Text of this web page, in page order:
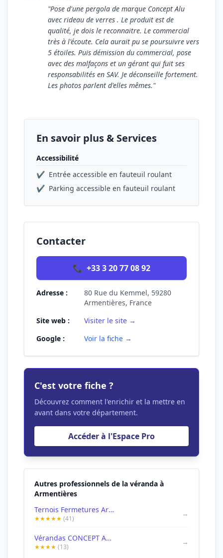
"Pose d'une pergola de marque Concept Alu
avec rideau de verres . Le produit est de
qualité, je dois le reconnaitre. Le commercial
très à l'écoute. Cela aurait pu se poursuivre vers
5 étoiles. Puis démission du commercial, pose
avec des malfaçons et un gérant qui fuit ses
responsabilités en SAV. Je déconseille fortement.
Les photos parlent d'elles mêmes."
En savoir plus & Services
Accessibilité
✔ Entrée accessible en fauteuil roulant
✔ Parking accessible en fauteuil roulant
Contacter
📞 +33 3 20 77 08 92
Adresse :
80 Rue du Kemmel, 59280
Armentières, France
Site web :
Visiter le site →
Google :
Voir la fiche →
C'est votre fiche ?
Découvrez comment l'enrichir et la mettre en
avant dans votre département.
Accéder à l'Espace Pro
Autres professionnels de la véranda à
Armentières
Ternois Fermetures Armentières
★★★★★ (41)
→
Vérandas CONCEPT ALU
★★★★ (13)
→